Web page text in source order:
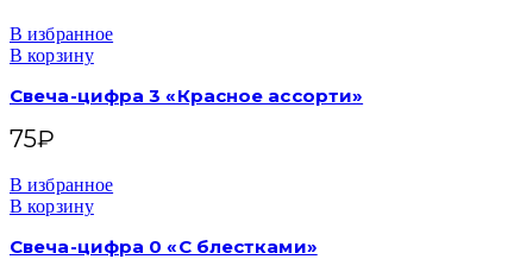
В избранное
В корзину
Свеча-цифра 3 «Красное ассорти»
75₽
В избранное
В корзину
Свеча-цифра 0 «С блестками»